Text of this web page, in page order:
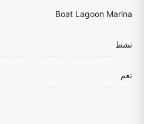
Boat Lagoon Marina
نشط
نعم